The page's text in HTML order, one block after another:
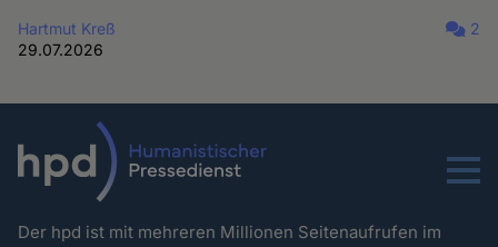
Hartmut Kreß
29.07.2026
2
Menu
Der hpd ist mit mehreren Millionen Seitenaufrufen im